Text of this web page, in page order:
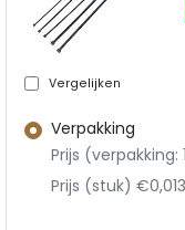
Vergelijken
Verpakking
Prijs (verpakking:
Prijs (stuk)